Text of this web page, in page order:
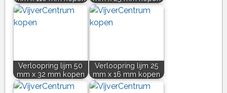
Verloopring lijm 50
mm x 32 mm kopen
Verloopring lijm 25
mm x 16 mm kopen